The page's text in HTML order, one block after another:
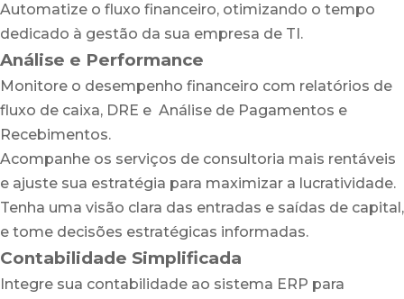
Automatize o fluxo financeiro, otimizando o tempo
dedicado à gestão da sua empresa de TI.
Análise e Performance
Monitore o desempenho financeiro com relatórios de
fluxo de caixa, DRE e Análise de Pagamentos e
Recebimentos.
Acompanhe os serviços de consultoria mais rentáveis
e ajuste sua estratégia para maximizar a lucratividade.
Tenha uma visão clara das entradas e saídas de capital,
e tome decisões estratégicas informadas.
Contabilidade Simplificada
Integre sua contabilidade ao sistema ERP para